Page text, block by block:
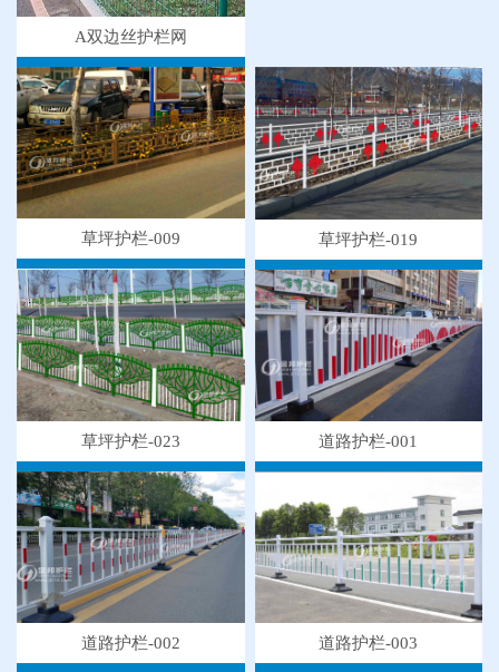
A双边丝护栏网
草坪护栏-009 草坪护栏-019
草坪护栏-023 道路护栏-001
道路护栏-002 道路护栏-003